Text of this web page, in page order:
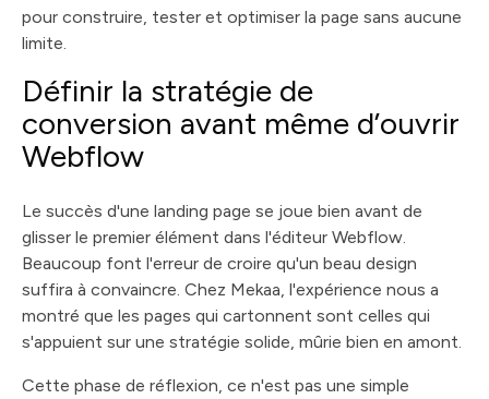
pages avec Webflow
pour construire, tester et optimiser la page sans aucune
limite.
Définir la stratégie de
conversion avant même d’ouvrir
Webflow
Le succès d'une landing page se joue bien avant de
glisser le premier élément dans l'éditeur Webflow.
Beaucoup font l'erreur de croire qu'un beau design
suffira à convaincre. Chez Mekaa, l'expérience nous a
montré que les pages qui cartonnent sont celles qui
s'appuient sur une stratégie solide, mûrie bien en amont.
Cette phase de réflexion, ce n'est pas une simple